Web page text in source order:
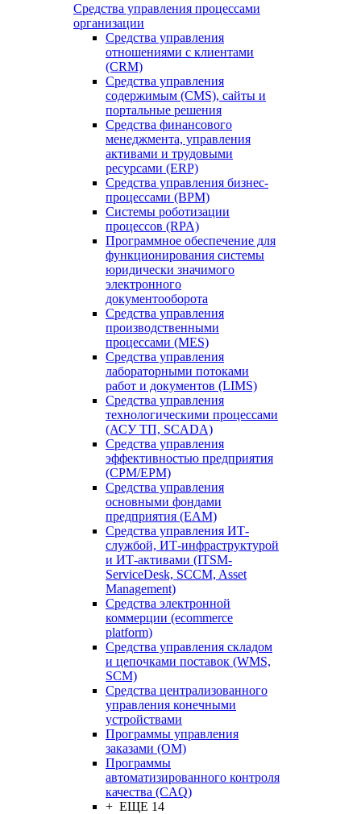
Средства управления процессами
организации
Средства управления
отношениями с клиентами
(CRM)
Средства управления
содержимым (CMS), сайты и
портальные решения
Средства финансового
менеджмента, управления
активами и трудовыми
ресурсами (ERP)
Средства управления бизнес-
процессами (BPM)
Системы роботизации
процессов (RPA)
Программное обеспечение для
функционирования системы
юридически значимого
электронного
документооборота
Средства управления
производственными
процессами (MES)
Средства управления
лабораторными потоками
работ и документов (LIMS)
Средства управления
технологическими процессами
(АСУ ТП, SCADA)
Средства управления
эффективностью предприятия
(CPM/EPM)
Средства управления
основными фондами
предприятия (EAM)
Средства управления ИТ-
службой, ИТ-инфраструктурой
и ИТ-активами (ITSM-
ServiceDesk, SCCM, Asset
Management)
Средства электронной
коммерции (ecommerce
platform)
Средства управления складом
и цепочками поставок (WMS,
SCM)
Средства централизованного
управления конечными
устройствами
Программы управления
заказами (OM)
Программы
автоматизированного контроля
качества (CAQ)
+ ЕЩЕ 14